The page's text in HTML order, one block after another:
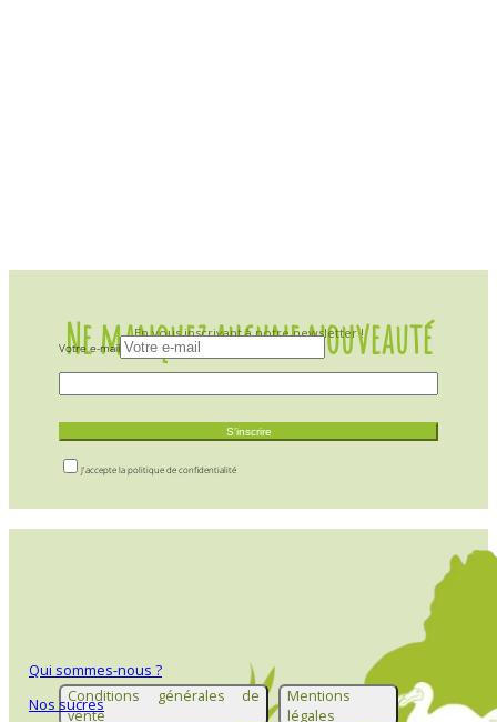
Ne manquez aucune nouveauté
En vous inscrivant à notre newsletter !
Votre e-mail
J'accepte la politique de confidentialité
S'inscrire
Qui sommes-nous ?
Nos sucresConditions générales de
vente
Mentions
légales